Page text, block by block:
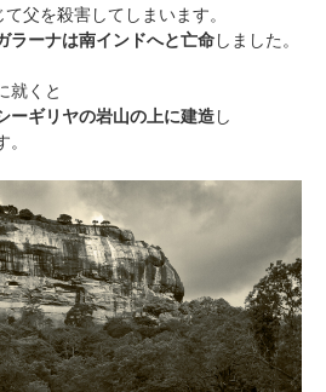
父を殺害してしまいます。
ラーナは南インドへと亡命しました。
就くと
ーギリヤの岩山の上に建造し